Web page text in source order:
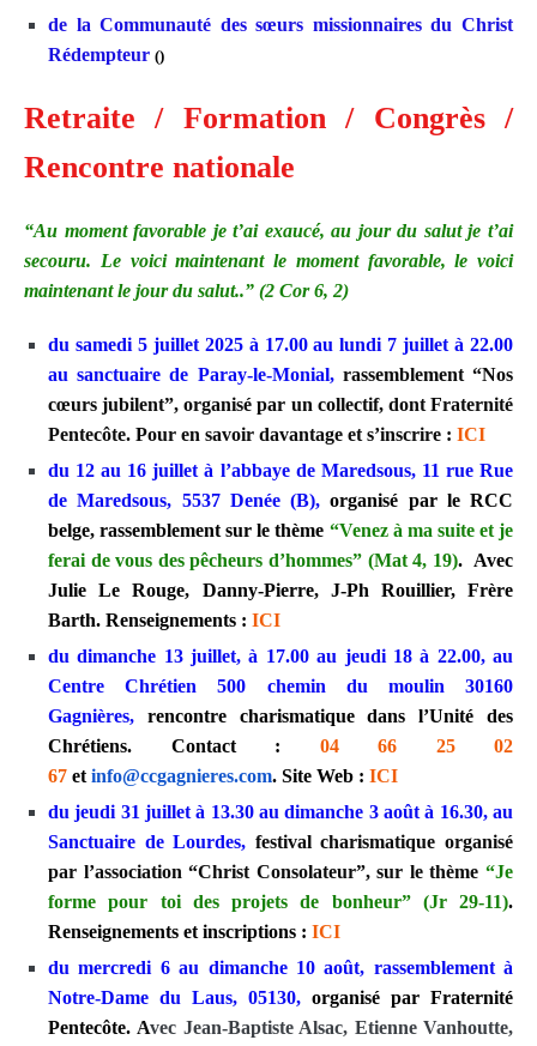
de la Communauté des sœurs missionnaires du Christ
Rédempteur ()
Retraite / Formation / Congrès /
Rencontre nationale
“Au moment favorable je t’ai exaucé, au jour du salut je t’ai
secouru. Le voici maintenant le moment favorable, le voici
maintenant le jour du salut..” (2 Cor 6, 2)
du samedi 5 juillet 2025 à 17.00 au lundi 7 juillet à 22.00
au sanctuaire de Paray-le-Monial, rassemblement “Nos
cœurs jubilent”, organisé par un collectif, dont Fraternité
Pentecôte. Pour en savoir davantage et s’inscrire : ICI
du 12 au 16 juillet à l’abbaye de Maredsous, 11 rue Rue
de Maredsous, 5537 Denée (B),organisé par le RCC
belge, rassemblement sur le thème “Venez à ma suite et je
ferai de vous des pêcheurs d’hommes” (Mat 4, 19). Avec
Julie Le Rouge, Danny-Pierre, J-Ph Rouillier, Frère
Barth. Renseignements : ICI
du dimanche 13 juillet, à 17.00 au jeudi 18 à 22.00, au
Centre Chrétien 500 chemin du moulin 30160
Gagnières, rencontre charismatique dans l’Unité des
Chrétiens. Contact : 04 66 25 02
67 et info@ccgagnieres.com. Site Web : ICI
du jeudi 31 juillet à 13.30 au dimanche 3 août à 16.30, au
Sanctuaire de Lourdes, festival charismatique organisé
par l’association “Christ Consolateur”, sur le thème “Je
forme pour toi des projets de bonheur” (Jr 29-11).
Renseignements et inscriptions : ICI
du mercredi 6 au dimanche 10 août, rassemblement à
Notre-Dame du Laus, 05130, organisé par Fraternité
Pentecôte. Avec Jean-Baptiste Alsac, Etienne Vanhoutte,